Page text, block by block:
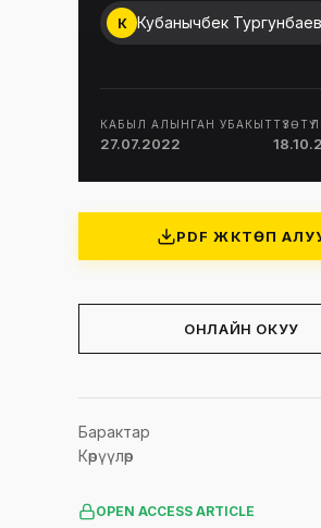
К Кубанычбек Тургунбаев
КАБЫЛ АЛЫНГАН УБАКЫТ
27.07.2022
PDF ЖҮКТӨП
ОНЛАЙН ОКУУ
Барактар
Көрүүлөр
OPEN ACCESS ARTICLE